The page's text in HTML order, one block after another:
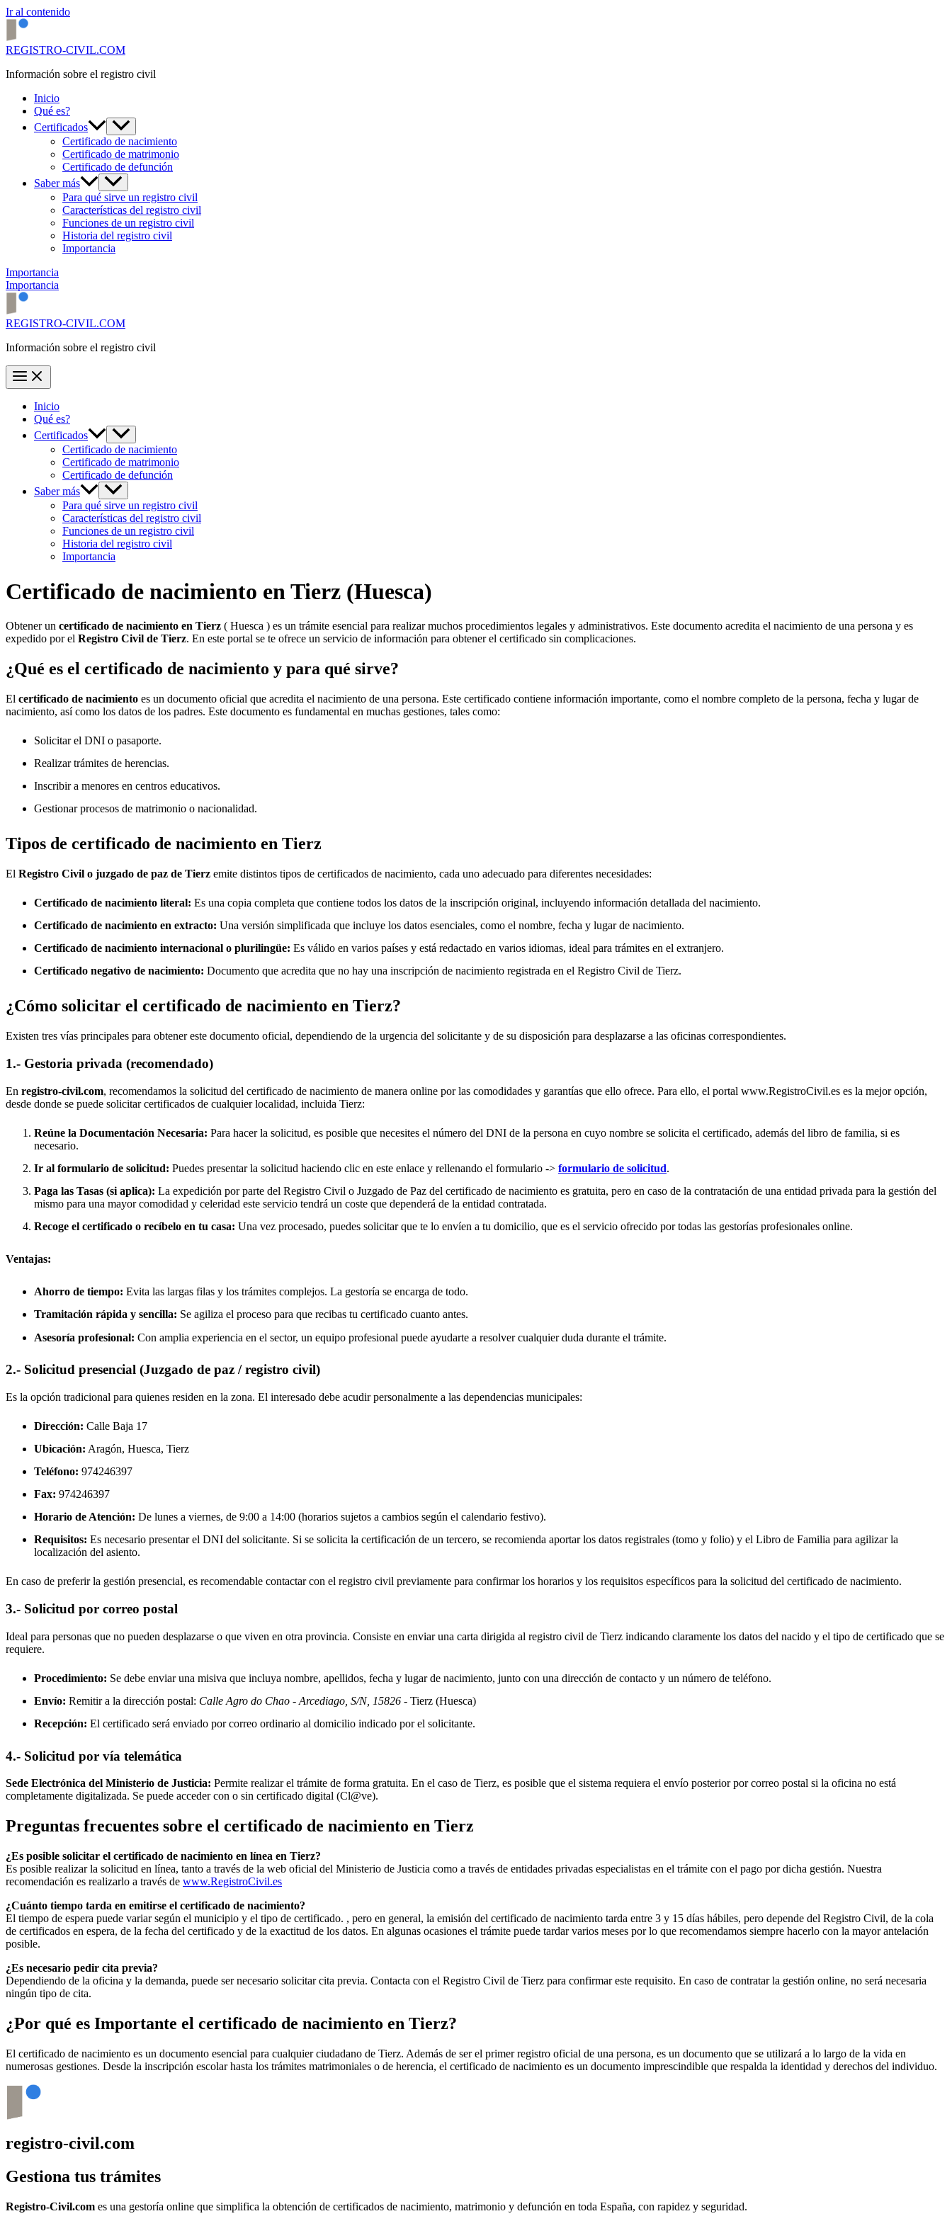
Ir al contenido
REGISTRO-CIVIL.COM
Información sobre el registro civil
Inicio
Qué es?
Certificados
Certificado de nacimiento
Certificado de matrimonio
Certificado de defunción
Saber más
Para qué sirve un registro civil
Características del registro civil
Funciones de un registro civil
Historia del registro civil
Importancia
Importancia
Importancia
REGISTRO-CIVIL.COM
Información sobre el registro civil
Inicio
Qué es?
Certificados
Certificado de nacimiento
Certificado de matrimonio
Certificado de defunción
Saber más
Para qué sirve un registro civil
Características del registro civil
Funciones de un registro civil
Historia del registro civil
Importancia
Certificado de nacimiento en Tierz (Huesca)
Obtener un certificado de nacimiento en Tierz ( Huesca ) es un trámite esencial para realizar muchos procedimientos legales y administrativos. Este documento acredita el nacimiento de una persona y es
expedido por el Registro Civil de Tierz. En este portal se te ofrece un servicio de información para obtener el certificado sin complicaciones.
¿Qué es el certificado de nacimiento y para qué sirve?
El certificado de nacimiento es un documento oficial que acredita el nacimiento de una persona. Este certificado contiene información importante, como el nombre completo de la persona, fecha y lugar de
nacimiento, así como los datos de los padres. Este documento es fundamental en muchas gestiones, tales como:
Solicitar el DNI o pasaporte.
Realizar trámites de herencias.
Inscribir a menores en centros educativos.
Gestionar procesos de matrimonio o nacionalidad.
Tipos de certificado de nacimiento en Tierz
El Registro Civil o juzgado de paz de Tierz emite distintos tipos de certificados de nacimiento, cada uno adecuado para diferentes necesidades:
Certificado de nacimiento literal: Es una copia completa que contiene todos los datos de la inscripción original, incluyendo información detallada del nacimiento.
Certificado de nacimiento en extracto: Una versión simplificada que incluye los datos esenciales, como el nombre, fecha y lugar de nacimiento.
Certificado de nacimiento internacional o plurilingüe: Es válido en varios países y está redactado en varios idiomas, ideal para trámites en el extranjero.
Certificado negativo de nacimiento: Documento que acredita que no hay una inscripción de nacimiento registrada en el Registro Civil de Tierz.
¿Cómo solicitar el certificado de nacimiento en Tierz?
Existen tres vías principales para obtener este documento oficial, dependiendo de la urgencia del solicitante y de su disposición para desplazarse a las oficinas correspondientes.
1.- Gestoria privada (recomendado)
En registro-civil.com, recomendamos la solicitud del certificado de nacimiento de manera online por las comodidades y garantías que ello ofrece. Para ello, el portal www.RegistroCivil.es es la mejor opción,
desde donde se puede solicitar certificados de cualquier localidad, incluida Tierz:
Reúne la Documentación Necesaria: Para hacer la solicitud, es posible que necesites el número del DNI de la persona en cuyo nombre se solicita el certificado, además del libro de familia, si es
necesario.
Ir al formulario de solicitud: Puedes presentar la solicitud haciendo clic en este enlace y rellenando el formulario -> formulario de solicitud.
Paga las Tasas (si aplica): La expedición por parte del Registro Civil o Juzgado de Paz del certificado de nacimiento es gratuita, pero en caso de la contratación de una entidad privada para la gestión del
mismo para una mayor comodidad y celeridad este servicio tendrá un coste que dependerá de la entidad contratada.
Recoge el certificado o recíbelo en tu casa: Una vez procesado, puedes solicitar que te lo envíen a tu domicilio, que es el servicio ofrecido por todas las gestorías profesionales online.
Ventajas:
Ahorro de tiempo: Evita las largas filas y los trámites complejos. La gestoría se encarga de todo.
Tramitación rápida y sencilla: Se agiliza el proceso para que recibas tu certificado cuanto antes.
Asesoría profesional: Con amplia experiencia en el sector, un equipo profesional puede ayudarte a resolver cualquier duda durante el trámite.
2.- Solicitud presencial (Juzgado de paz / registro civil)
Es la opción tradicional para quienes residen en la zona. El interesado debe acudir personalmente a las dependencias municipales:
Dirección: Calle Baja 17
Ubicación: Aragón, Huesca, Tierz
Teléfono: 974246397
Fax: 974246397
Horario de Atención: De lunes a viernes, de 9:00 a 14:00 (horarios sujetos a cambios según el calendario festivo).
Requisitos: Es necesario presentar el DNI del solicitante. Si se solicita la certificación de un tercero, se recomienda aportar los datos registrales (tomo y folio) y el Libro de Familia para agilizar la
localización del asiento.
En caso de preferir la gestión presencial, es recomendable contactar con el registro civil previamente para confirmar los horarios y los requisitos específicos para la solicitud del certificado de nacimiento.
3.- Solicitud por correo postal
Ideal para personas que no pueden desplazarse o que viven en otra provincia. Consiste en enviar una carta dirigida al registro civil de Tierz indicando claramente los datos del nacido y el tipo de certificado que se
requiere.
Procedimiento: Se debe enviar una misiva que incluya nombre, apellidos, fecha y lugar de nacimiento, junto con una dirección de contacto y un número de teléfono.
Envío: Remitir a la dirección postal: Calle Agro do Chao - Arcediago, S/N, 15826 - Tierz (Huesca)
Recepción: El certificado será enviado por correo ordinario al domicilio indicado por el solicitante.
4.- Solicitud por vía telemática
Sede Electrónica del Ministerio de Justicia: Permite realizar el trámite de forma gratuita. En el caso de Tierz, es posible que el sistema requiera el envío posterior por correo postal si la oficina no está
completamente digitalizada. Se puede acceder con o sin certificado digital (Cl@ve).
Preguntas frecuentes sobre el certificado de nacimiento en Tierz
¿Es posible solicitar el certificado de nacimiento en línea en Tierz?
Es posible realizar la solicitud en línea, tanto a través de la web oficial del Ministerio de Justicia como a través de entidades privadas especialistas en el trámite con el pago por dicha gestión. Nuestra
recomendación es realizarlo a través de www.RegistroCivil.es
¿Cuánto tiempo tarda en emitirse el certificado de nacimiento?
El tiempo de espera puede variar según el municipio y el tipo de certificado. , pero en general, la emisión del certificado de nacimiento tarda entre 3 y 15 días hábiles, pero depende del Registro Civil, de la cola
de certificados en espera, de la fecha del certificado y de la exactitud de los datos. En algunas ocasiones el trámite puede tardar varios meses por lo que recomendamos siempre hacerlo con la mayor antelación
posible.
¿Es necesario pedir cita previa?
Dependiendo de la oficina y la demanda, puede ser necesario solicitar cita previa. Contacta con el Registro Civil de Tierz para confirmar este requisito. En caso de contratar la gestión online, no será necesaria
ningún tipo de cita.
¿Por qué es Importante el certificado de nacimiento en Tierz?
El certificado de nacimiento es un documento esencial para cualquier ciudadano de Tierz. Además de ser el primer registro oficial de una persona, es un documento que se utilizará a lo largo de la vida en
numerosas gestiones. Desde la inscripción escolar hasta los trámites matrimoniales o de herencia, el certificado de nacimiento es un documento imprescindible que respalda la identidad y derechos del individuo.
registro-civil.com
Gestiona tus trámites
Registro-Civil.com es una gestoría online que simplifica la obtención de certificados de nacimiento, matrimonio y defunción en toda España, con rapidez y seguridad.